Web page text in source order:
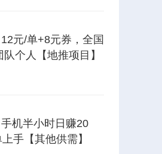
元/单+8元券，全国
个人【地推项目】
机半小时日赚20
手【其他供需】